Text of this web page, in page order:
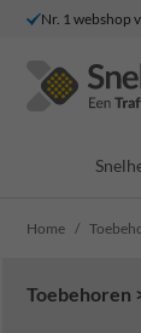
Nr. 1 webshop
Home
Toebehoren